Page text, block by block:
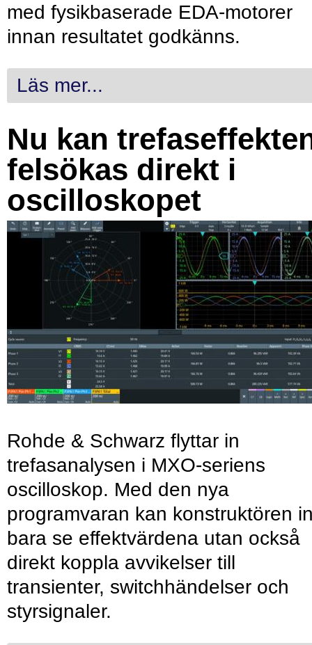
med fysikbaserade EDA-motorer
innan resultatet godkänns.
Läs mer...
Nu kan
felsökas direkt i
oscilloskopet
Rohde & Schwarz flyttar in
trefasanalysen i MXO-seriens
oscilloskop. Med den nya
programvaran kan konstruktören
bara se effektvärdena utan också
direkt koppla avvikelser till
transienter, switchhändelser och
styrsignaler.